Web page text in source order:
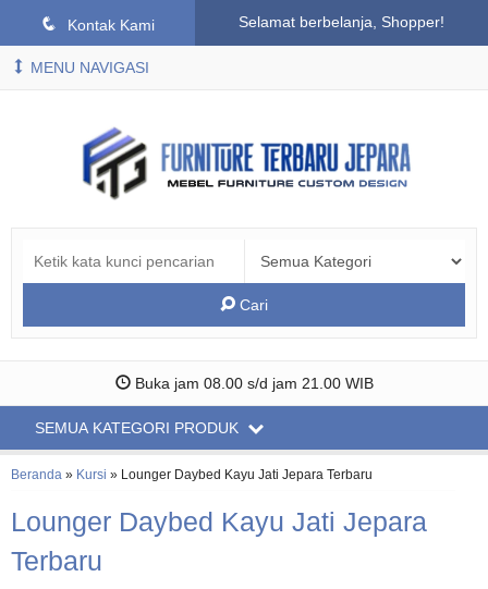
q Kontak Kami Selamat berbelanja, Shopper!
MENU NAVIGASI
Cari
Buka jam 08.00 s/d jam 21.00 WIB
SEMUA KATEGORI PRODUK
Beranda » Kursi » Lounger Daybed Kayu Jati Jepara Terbaru
Lounger Daybed Kayu Jati Jepara
Terbaru